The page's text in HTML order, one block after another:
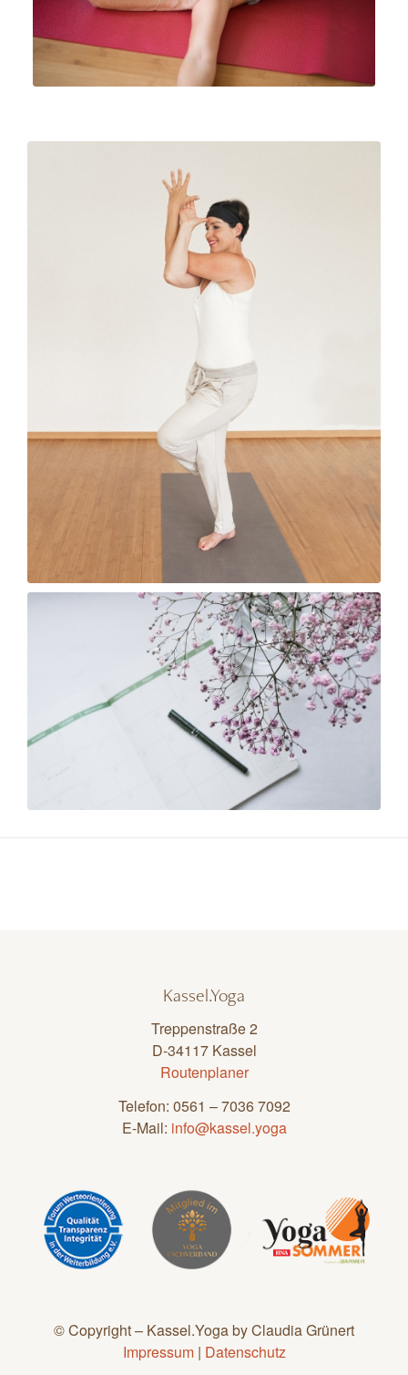
Über uns
Preise
Kassel.Yoga
Treppenstraße 2
D-34117 Kassel
Routenplaner
Telefon: 0561 – 7036 7092
E-Mail: info@kassel.yoga
© Copyright – Kassel.Yoga by Claudia Grünert
Impressum| Datenschutz